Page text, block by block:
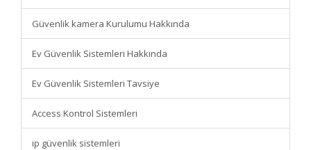
Güvenlik kamera Kurulumu Hakkında
Ev Güvenlik Sistemleri Hakkında
Ev Güvenlik Sistemleri Tavsiye
Access Kontrol Sistemleri
ip güvenlik sistemleri